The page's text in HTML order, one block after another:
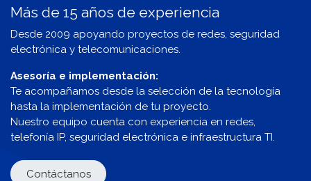
Más de 15 años de experiencia
Desde 2009 apoyando proyectos de redes, seguridad
electrónica y telecomunicaciones.
Asesoría e implementación:
Te acompañamos desde la selección de la tecnología
hasta la implementación de tu proyecto.
Nuestro equipo cuenta con experiencia en redes,
telefonía IP, seguridad electrónica e infraestructura TI.
Contáctanos